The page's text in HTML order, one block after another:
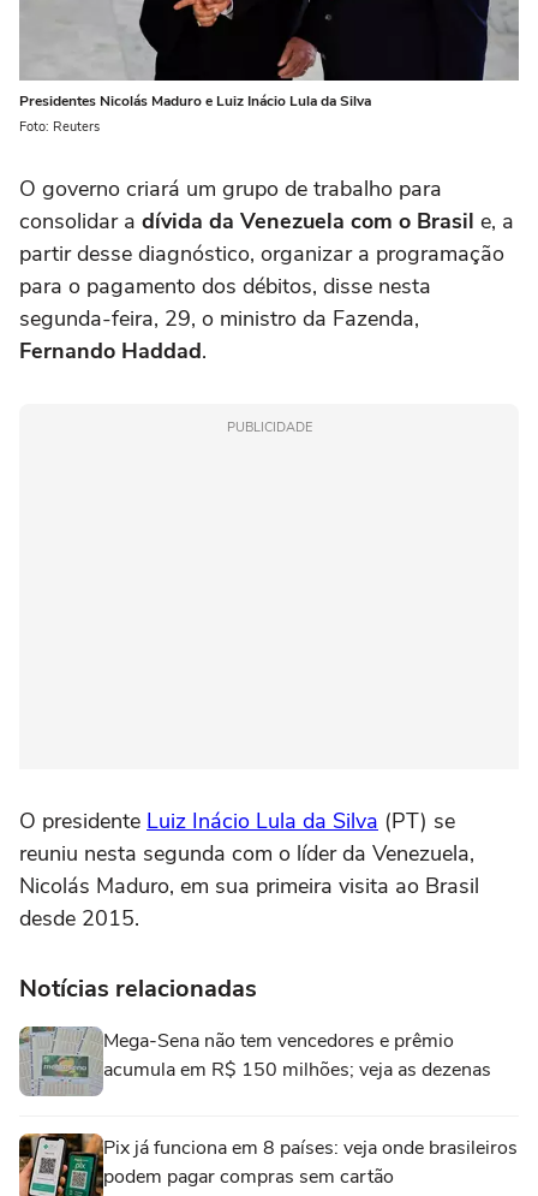
Presidentes Nicolás Maduro e Luiz Inácio Lula da Silva
Foto: Reuters
O governo criará um grupo de trabalho para
consolidar a dívida da Venezuela com o Brasil e, a
partir desse diagnóstico, organizar a programação
para o pagamento dos débitos, disse nesta
segunda-feira, 29, o ministro da Fazenda,
Fernando Haddad.
PUBLICIDADE
O presidente Luiz Inácio Lula da Silva (PT) se
reuniu nesta segunda com o líder da Venezuela,
Nicolás Maduro, em sua primeira visita ao Brasil
desde 2015.
Notícias relacionadas
Mega-Sena não tem vencedores e prêmio
acumula em R$ 150 milhões; veja as dezenas
Pix já funciona em 8 países: veja onde brasileiros
podem pagar compras sem cartão